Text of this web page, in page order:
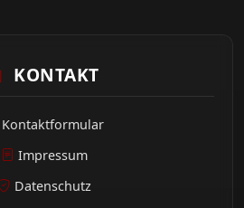
KONTAKT
Kontaktformular
Impressum
Datenschutz